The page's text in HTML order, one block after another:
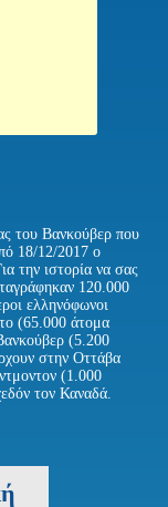
του Βανκούβερ που
18/12/2017 ο
την ιστορία να σας
120.000
ελληνόφωνοι
(65.000 άτομα
(5.200
στην Οττάβα
(1.000
τον Καναδά.